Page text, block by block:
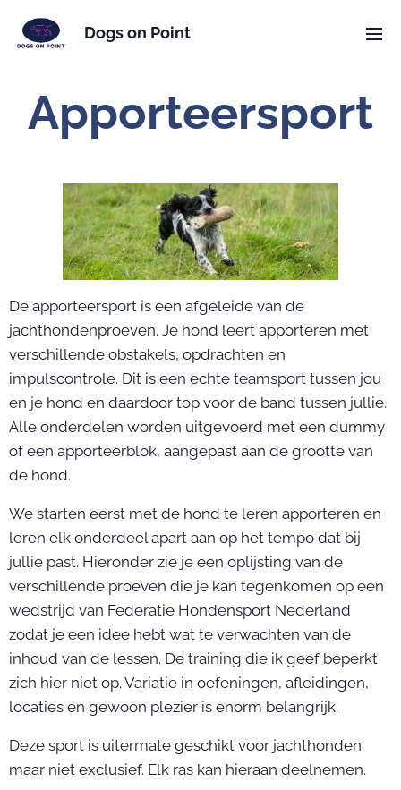
Dogs on Point
Apporteersport
De apporteersport is een afgeleide van de
jachthondenproeven. Je hond leert apporteren met
verschillende obstakels, opdrachten en
impulscontrole. Dit is een echte teamsport tussen jou
en je hond en daardoor top voor de band tussen jullie.
Alle onderdelen worden uitgevoerd met een dummy
of een apporteerblok, aangepast aan de grootte van
de hond.
We starten eerst met de hond te leren apporteren en
leren elk onderdeel apart aan op het tempo dat bij
jullie past. Hieronder zie je een oplijsting van de
verschillende proeven die je kan tegenkomen op een
wedstrijd van Federatie Hondensport Nederland
zodat je een idee hebt wat te verwachten van de
inhoud van de lessen. De training die ik geef beperkt
zich hier niet op. Variatie in oefeningen, afleidingen,
locaties en gewoon plezier is enorm belangrijk.
Deze sport is uitermate geschikt voor jachthonden
maar niet exclusief. Elk ras kan hieraan deelnemen.